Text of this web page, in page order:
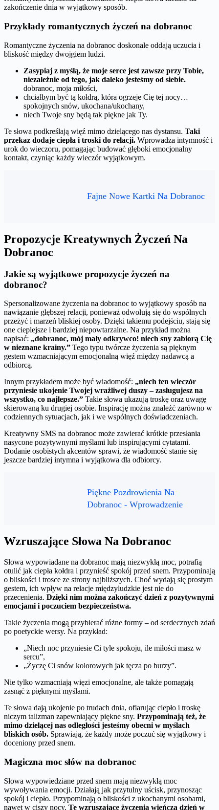
zakończenie dnia w wyjątkowy sposób.
Przykłady romantycznych życzeń na dobranoc
Romantyczne życzenia na dobranoc doskonale oddają uczucia i
bliskość między dwojgiem ludzi.
Zasypiaj z myślą, że moje serce jest zawsze przy Tobie,
niezależnie od tego, jak daleko jesteśmy od siebie.
dobranoc, moja miłości,
chciałbym być tą kołdrą, która ogrzeje Cię tej nocy…
spokojnych snów, ukochana/ukochany,
niech Twoje sny będą tak piękne jak Ty.
Te słowa podkreślają więź mimo dzielącego nas dystansu. Taki
przekaz dodaje ciepła i troski do relacji. Wprowadza intymność i
urok do wieczoru, pomagając budować głęboki emocjonalny
kontakt, czyniąc każdy wieczór wyjątkowym.
Fajne Nowe Kartki Na Dobranoc
Propozycje Kreatywnych Życzeń Na
Dobranoc
Jakie są wyjątkowe propozycje życzeń na
dobranoc?
Spersonalizowane życzenia na dobranoc to wyjątkowy sposób na
nawiązanie głębszej relacji, ponieważ odwołują się do wspólnych
przeżyć i marzeń bliskiej osoby. Dzięki takiemu podejściu, stają się
one cieplejsze i bardziej niepowtarzalne. Na przykład można
napisać: „dobranoc, mój mały odkrywco! niech sny zabiorą Cię
w nieznane krainy.” Tego typu twórcze życzenia są pięknym
gestem wzmacniającym emocjonalną więź między nadawcą a
odbiorcą.
Innym przykładem może być wiadomość: „niech ten wieczór
przyniesie ukojenie Twojej wrażliwej duszy – zasługujesz na
wszystko, co najlepsze.” Takie słowa ukazują troskę oraz uwagę
skierowaną ku drugiej osobie. Inspirację można znaleźć zarówno w
codziennych sytuacjach, jak i we wspólnych doświadczeniach.
Kreatywny SMS na dobranoc może zawierać krótkie przesłania
nasycone pozytywnymi myślami lub inspirującymi cytatami.
Dodanie osobistych akcentów sprawi, że wiadomość stanie się
jeszcze bardziej intymna i wyjątkowa dla odbiorcy.
Piękne Pozdrowienia Na
Dobranoc - Wprowadzenie
Wzruszające Słowa Na Dobranoc
Słowa wypowiadane na dobranoc mają niezwykłą moc, potrafią
otulić jak ciepła kołdra i przynieść spokój przed snem. Przypominają
o bliskości i trosce ze strony najbliższych. Choć wydają się prostym
gestem, ich wpływ na relacje międzyludzkie jest nie do
przecenienia. Dzięki nim można zakończyć dzień z pozytywnymi
emocjami i poczuciem bezpieczeństwa.
Takie życzenia mogą przybierać różne formy – od serdecznych zdań
po poetyckie wersy. Na przykład:
„Niech noc przyniesie Ci tyle spokoju, ile miłości masz w
sercu”,
„Życzę Ci snów kolorowych jak tęcza po burzy”.
Nie tylko wzmacniają więzi emocjonalne, ale także pomagają
zasnąć z pięknymi myślami.
Te słowa dają ukojenie po trudach dnia, ofiarując ciepło i troskę
niczym talizman zapewniający piękne sny. Przypominają też, że
mimo dzielącej nas odległości jesteśmy obecni w myślach
bliskich osób. Sprawiają, że każdy może poczuć się wyjątkowy i
doceniony przed snem.
Magiczna moc słów na dobranoc
Słowa wypowiedziane przed snem mają niezwykłą moc
wywoływania emocji. Działają jak przytulny uścisk, przynosząc
spokój i ciepło. Przypominają o bliskości z ukochanymi osobami,
nawet w ciszy nocy. Te wzruszające życzenia wieńczą dzień w